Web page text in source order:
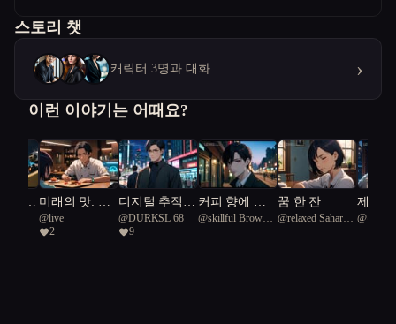
스토리 챗
캐릭터 3명과 대화 ›
이런 이야기는 어때요?
인형 미래의 맛: 캡
슐 속에 잊혀
진 온기
@live
2
디지털 추적자
들: 서울의 미
로 속에서
@DURKSL 68
9
커피 향에 스
며든 마음
@skillful Brown
꿈 한 잔
@relaxed Saharan
제국
빛
@뉴몬